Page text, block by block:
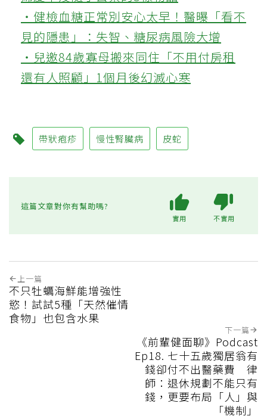
‧健檢血糖正常別安心太早！醫曝「看不
見的隱患」：失智、糖尿病風險大增
‧兒邀84歲寡母搬來同住「不用付房租
還有人照顧」1個月後幻滅心寒
帶狀疱疹 慢性腎臟病 皮蛇
這篇文章對你有幫助嗎?
實用 不實用
上一篇
不只牡蠣海鮮能增強性
慾！試試5種「天然催情
食物」也包含水果
下一篇
《前輩健面聊》Podcast
Ep18. 七十五歲獨居翁有
錢卻付不出醫藥費 律
師：退休規劃不能只有
錢，更要布局「人」與
「機制」